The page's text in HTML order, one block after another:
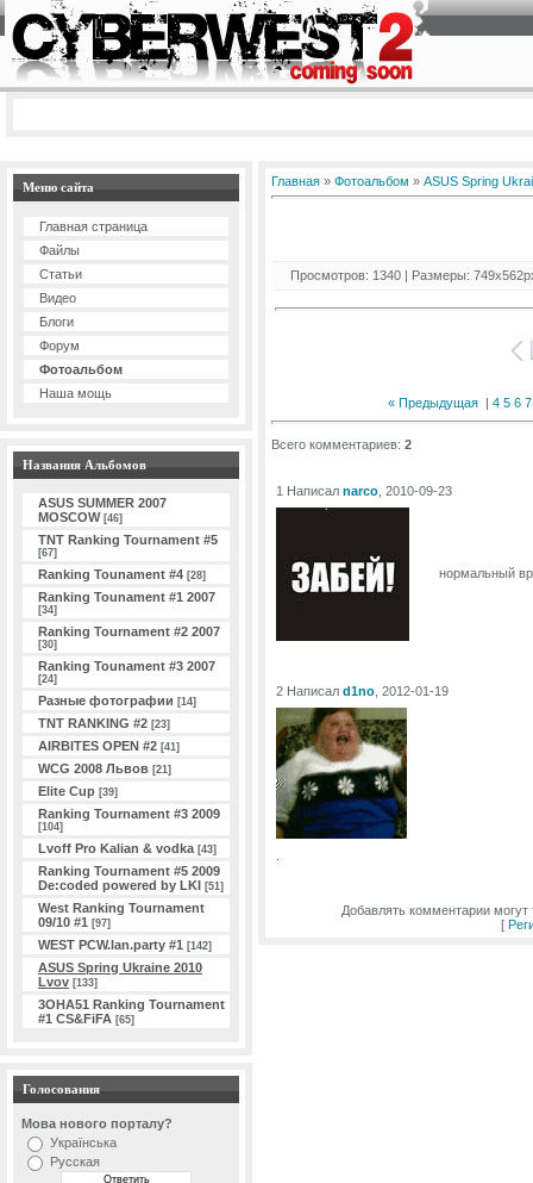
Меню сайта
Главная страница
Файлы
Статьи
Видео
Блоги
Форум
Фотоальбом
Наша мощь
Названия Альбомов
ASUS SUMMER 2007
MOSCOW [46]
TNT Ranking Tournament #5
[67]
Ranking Tounament #4 [28]
Ranking Tounament #1 2007
[34]
Ranking Tournament #2 2007
[30]
Ranking Tounament #3 2007
[24]
Разные фотографии [14]
TNT RANKING #2 [23]
AIRBITES OPEN #2 [41]
WCG 2008 Львов [21]
Elite Cup [39]
Ranking Tournament #3 2009
[104]
Lvoff Pro Kalian & vodka [43]
Ranking Tournament #5 2009
De:coded powered by LKI [51]
West Ranking Tournament
09/10 #1 [97]
WEST PCW.lan.party #1 [142]
ASUS Spring Ukraine 2010
Lvov [133]
3ОHA51 Ranking Tournament
#1 CS&FiFA [65]
Голосования
Мова нового порталу?
Українська
Русская
Главная » Фотоальбом » ASUS Spring
Просмотров: 1340 | Размеры:
« Предыдущая| 4 5 6 7
Всего комментариев: 2
1 Написал narco , 2010-09-23
нормальный
2 Написал d1no , 2012-01-19
Добавлять комментарии могут
[